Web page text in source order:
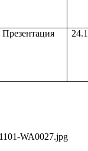
Презентация